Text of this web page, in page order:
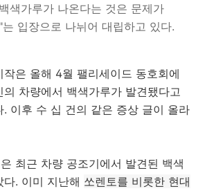
색가루가 나온다는 것은 문제가
입장으로 나뉘어 대립하고 있다.
은 올해 4월 팰리세이드 동호회에
차량에서 백색가루가 발견됐다고
. 이후 수 십 건의 같은 증상 글이 올라
최근 차량 공조기에서 발견된 백색
. 이미 지난해 쏘렌토를 비롯한 현대